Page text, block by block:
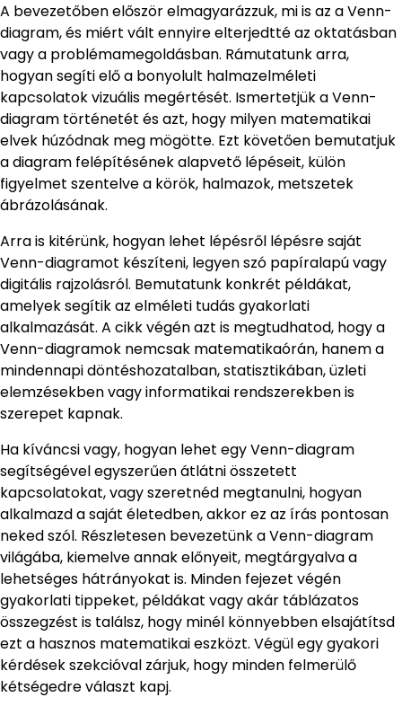
A bevezetőben először elmagyarázzuk, mi is az a Venn-
diagram, és miért vált ennyire elterjedtté az oktatásban
vagy a problémamegoldásban. Rámutatunk arra,
hogyan segíti elő a bonyolult halmazelméleti
kapcsolatok vizuális megértését. Ismertetjük a Venn-
diagram történetét és azt, hogy milyen matematikai
elvek húzódnak meg mögötte. Ezt követően bemutatjuk
a diagram felépítésének alapvető lépéseit, külön
figyelmet szentelve a körök, halmazok, metszetek
ábrázolásának.
Arra is kitérünk, hogyan lehet lépésről lépésre saját
Venn-diagramot készíteni, legyen szó papíralapú vagy
digitális rajzolásról. Bemutatunk konkrét példákat,
amelyek segítik az elméleti tudás gyakorlati
alkalmazását. A cikk végén azt is megtudhatod, hogy a
Venn-diagramok nemcsak matematikaórán, hanem a
mindennapi döntéshozatalban, statisztikában, üzleti
elemzésekben vagy informatikai rendszerekben is
szerepet kapnak.
Ha kíváncsi vagy, hogyan lehet egy Venn-diagram
segítségével egyszerűen átlátni összetett
kapcsolatokat, vagy szeretnéd megtanulni, hogyan
alkalmazd a saját életedben, akkor ez az írás pontosan
neked szól. Részletesen bevezetünk a Venn-diagram
világába, kiemelve annak előnyeit, megtárgyalva a
lehetséges hátrányokat is. Minden fejezet végén
gyakorlati tippeket, példákat vagy akár táblázatos
összegzést is találsz, hogy minél könnyebben elsajátítsd
ezt a hasznos matematikai eszközt. Végül egy gyakori
kérdések szekcióval zárjuk, hogy minden felmerülő
kétségedre választ kapj.